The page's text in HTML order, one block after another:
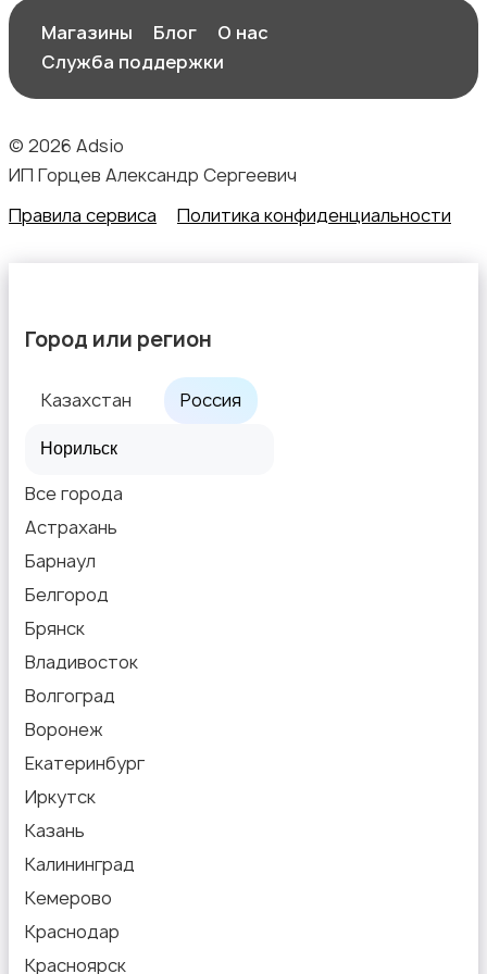
Офисный персонал
Перевозки, склад, закупки
Продажи
Производство
Рестораны и общепит
Сельское хозяйство
Спорт и красота
Магазины Блог
О нас
Служба поддержки
© 2026 Adsio
ИП Горцев Александр Сергеевич
Правила сервиса
Политика конфиденциальности
Город или регион
Казахстан Россия
Все города
Астрахань
Барнаул
Белгород
Брянск
Владивосток
Волгоград
Воронеж
Екатеринбург
Иркутск
Казань
Калининград
Кемерово
Краснодар
Красноярск